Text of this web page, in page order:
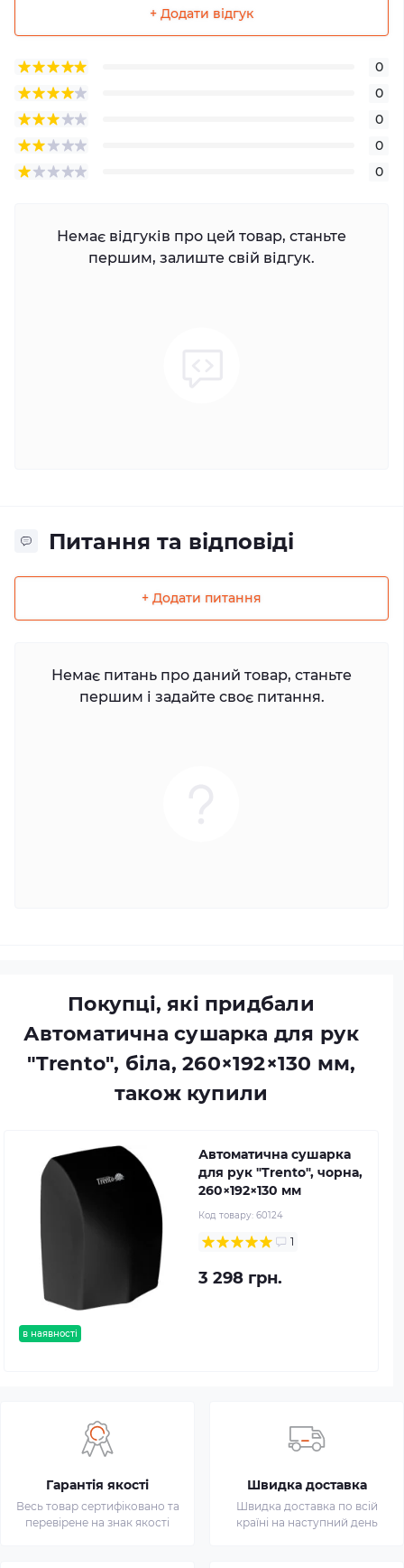
+ Додати відгук
0
0
0
0
0
Немає відгуків про цей товар, станьте
першим, залиште свій відгук.
Питання та відповіді
+ Додати питання
Немає питань про даний товар, станьте
першим і задайте своє питання.
Покупці, які придбали
Автоматична сушарка для рук
"Trento", біла, 260×192×130 мм,
також купили
в наявності
Автоматична сушарка
для рук "Trento", чорна,
260×192×130 мм
Код товару: 60124
1
3 298 грн.
Гарантія якості
Весь товар сертифіковано та
перевірене на знак якості
Швидка доставка
Швидка доставка по всій
країні на наступний день